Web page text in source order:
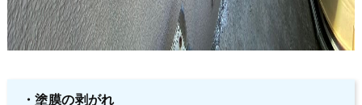
・塗膜の剥がれ